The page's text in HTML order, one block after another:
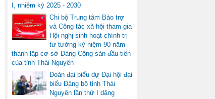
I, nhiệm kỳ 2025 - 2030
Chi bộ Trung tâm Bảo trợ
và Công tác xã hội tham gia
Hội nghị sinh hoạt chính trị
tư tưởng kỷ niệm 90 năm
thành lập cơ sở Đảng Cộng sản đầu tiên
của tỉnh Thái Nguyên
Đoàn đại biểu dự Đại hội đại
biểu Đảng bộ tỉnh Thái
Nguyên lần thứ I dâng